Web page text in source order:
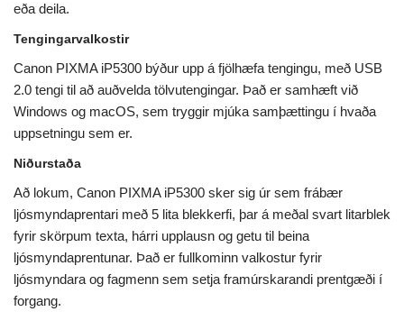
eða deila.
Tengingarvalkostir
Canon PIXMA iP5300 býður upp á fjölhæfa tengingu, með USB
2.0 tengi til að auðvelda tölvutengingar. Það er samhæft við
Windows og macOS, sem tryggir mjúka samþættingu í hvaða
uppsetningu sem er.
Niðurstaða
Að lokum, Canon PIXMA iP5300 sker sig úr sem frábær
ljósmyndaprentari með 5 lita blekkerfi, þar á meðal svart litarblek
fyrir skörpum texta, hárri upplausn og getu til beina
ljósmyndaprentunar. Það er fullkominn valkostur fyrir
ljósmyndara og fagmenn sem setja framúrskarandi prentgæði í
forgang.